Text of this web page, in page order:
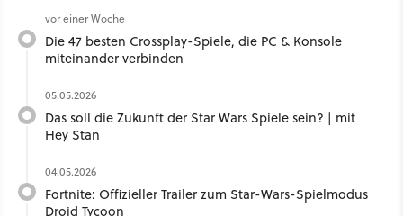
vor einer Woche
Die 47 besten Crossplay-Spiele, die PC & Konsole
miteinander verbinden
05.05.2026
Das soll die Zukunft der Star Wars Spiele sein? | mit
Hey Stan ​
04.05.2026
Fortnite: Offizieller Trailer zum Star-Wars-Spielmodus
Droid Tycoon